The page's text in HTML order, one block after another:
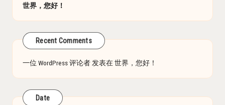
世界，您好！
Recent Comments
一位 WordPress 评论者 发表在世界，您好！
Date